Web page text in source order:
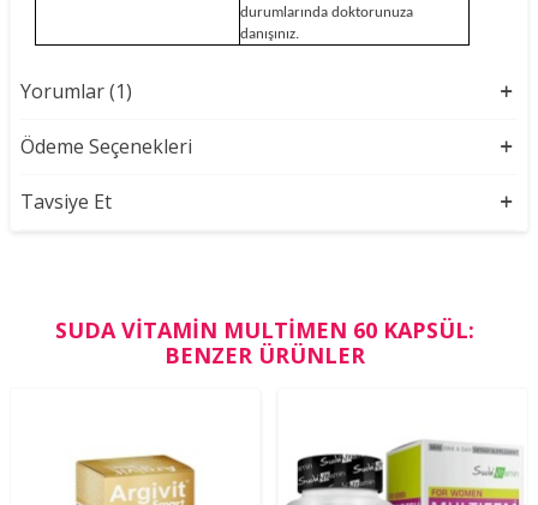
durumlarında doktorunuza
danışınız.
Yorumlar (1)
Ödeme Seçenekleri
Tavsiye Et
SUDA VITAMIN MULTIMEN 60 KAPSÜL:
BENZER ÜRÜNLER